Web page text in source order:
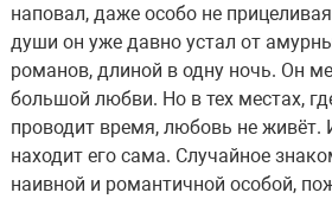
наповал, даже особо не
души он уже давно устал от
романов, длиной в одну ночь. Он
большой любви. Но в тех местах,
проводит время, любовь не живёт.
находит его сама. Случайное
наивной и романтичной особой,